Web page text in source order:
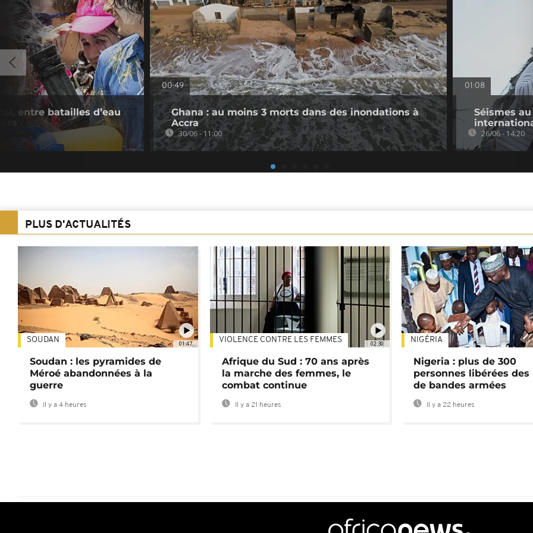
entre batailles d’eau
00:49
Ghana : au moins 3 morts dans des inondations à
Accra
30/06 - 11:00
01:08
Séismes
26/06 - 14:20
PLUS D'ACTUALITÉS
01:47
SOUDAN
Soudan : les pyramides de
Méroé abandonnées à la
guerre
Il y a 4 heures
02:30
VIOLENCE CONTRE LES FEMMES
Afrique du Sud : 70 ans après
la marche des femmes, le
combat continue
Il y a 21 heures
NIGÉRIA
Nigeria : plus de 300
personnes libérées des
de bandes armées
Il y a 22 heures